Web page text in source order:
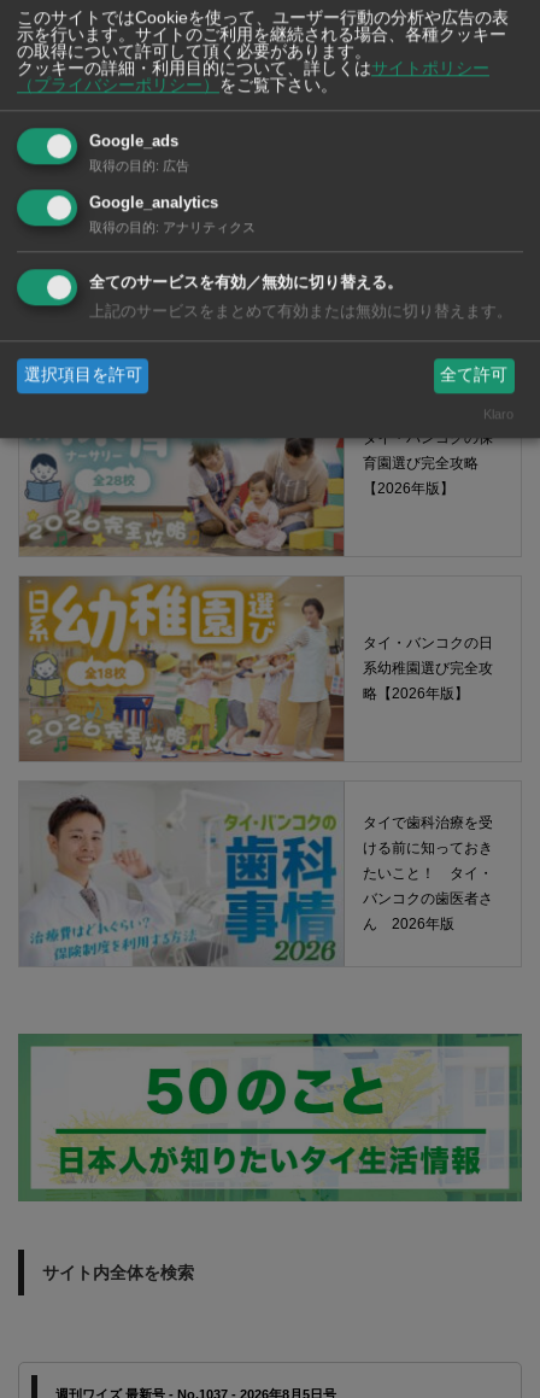
【タイ・バンコク】 マルシェトンロー内の「TOPS」で買える薬
2026年版
える薬 2026年版
タイ・バンコクの保
育園選び完全攻略
【2026年版】
タイ・バンコクの日
系幼稚園選び完全攻
略【2026年版】
タイで歯科治療を受
ける前に知っておき
たいこと！ タイ・
バンコクの歯医者さ
ん 2026年版
サイト内全体を検索
週刊ワイズ 最新号 - No.1037 - 2026年8月5日号
このサイトではCookieを使って、ユーザー行動の分析や広告の表
示を行います。サイトのご利用を継続される場合、各種クッキー
の取得について許可して頂く必要があります。
クッキーの詳細・利用目的について、詳しくはサイトポリシー
（プライバシーポリシー）
をご覧下さい。
Google_ads
取得の目的: 広告
Google_analytics
取得の目的: アナリティクス
全てのサービスを有効／無効に切り替える。
上記のサービスをまとめて有効または無効に切り替えます。
選択項目を許可 全て許可
Klaro